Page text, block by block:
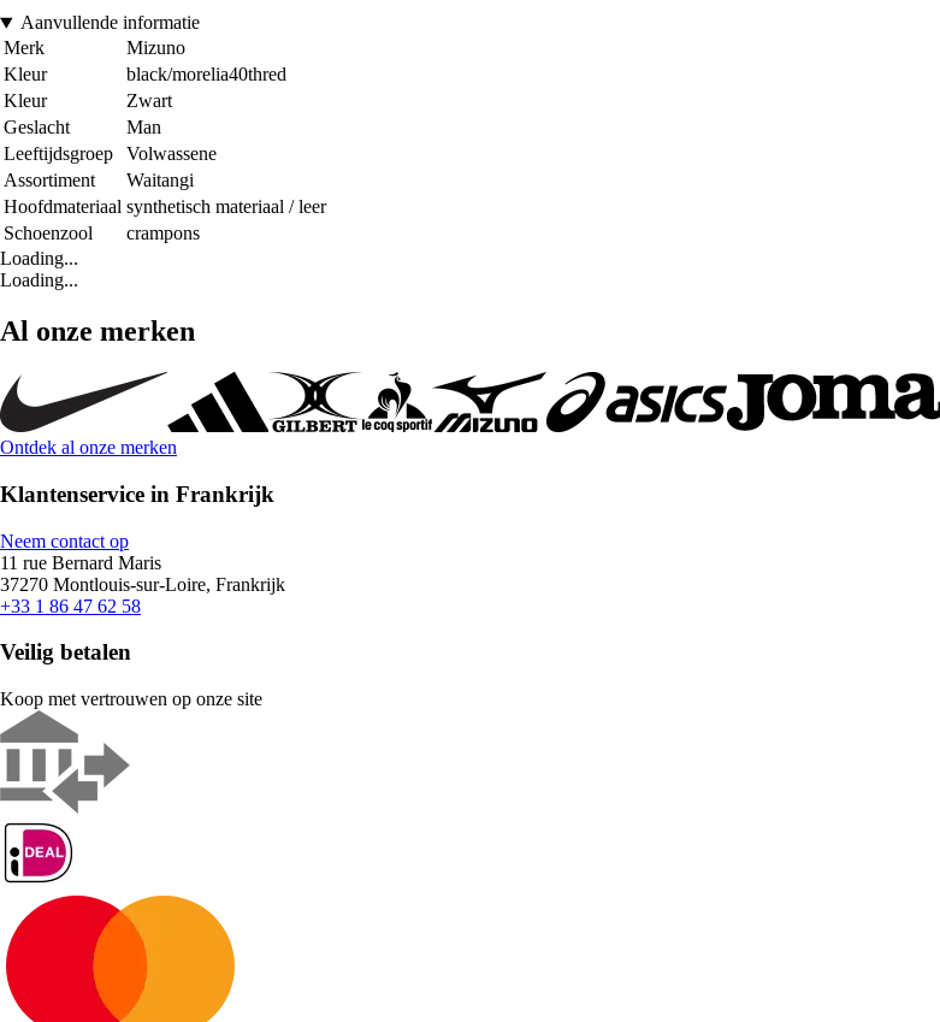
Aanvullende informatie
Merk
Mizuno
Kleur
black/morelia40thred
Kleur
Zwart
Geslacht
Man
Leeftijdsgroep
Volwassene
Assortiment
Waitangi
Hoofdmateriaal synthetisch materiaal / leer
Schoenzool
crampons
Loading...
Loading...
Al onze merken
Ontdek al onze merken
Klantenservice in Frankrijk
Neem contact op
11 rue Bernard Maris
37270 Montlouis-sur-Loire, Frankrijk
+33 1 86 47 62 58
Veilig betalen
Koop met vertrouwen op onze site